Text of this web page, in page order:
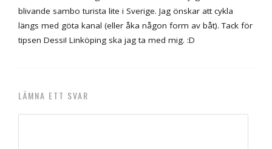
blivande sambo turista lite i Sverige. Jag önskar att cykla
längs med göta kanal (eller åka någon form av båt). Tack för
tipsen Dessi! Linköping ska jag ta med mig. :D
LÄMNA ETT SVAR